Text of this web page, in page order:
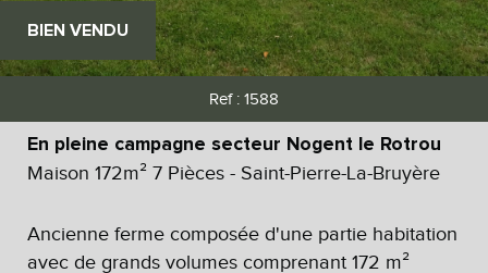
BIEN VENDU
Ref : 1588
En pleine campagne secteur Nogent le Rotrou
Maison 172m² 7 Pièces - Saint-Pierre-La-Bruyère
Ancienne ferme composée d'une partie habitation
avec de grands volumes comprenant 172 m²